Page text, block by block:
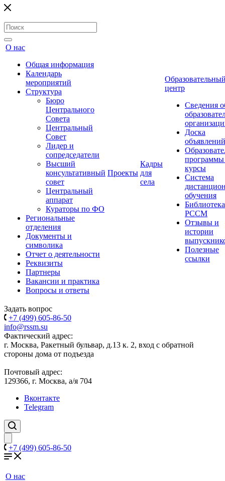
О нас
Общая информация
Календарь
мероприятий
Структура
Бюро
Центрального
Совета
Центральный
Совет
Лидер и
сопредседатели
Высший
консультативный
совет
Центральный
аппарат
Кураторы по ФО
Региональные
отделения
Документы и
символика
Отчет о деятельности
Реквизиты
Партнеры
Вакансии и практика
Вопросы и ответы
Проекты
Кадры
для
села
центр
Сведения
Доска
объявлений
курсы
Система
обучения
Библиотека
РССМ
Отзывы и
истории
Полезные
ссылки
Задать вопрос
+7 (499) 605-86-50
info@rssm.su
Фактический адрес:
г. Москва, Ракетный бульвар, д.13 к. 2, вход с обратной
стороны дома от подъезда
Почтовый адрес:
129366, г. Москва, а/я 704
Вконтакте
Telegram
+7 (499) 605-86-50
О нас